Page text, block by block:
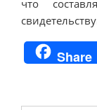
что
Share